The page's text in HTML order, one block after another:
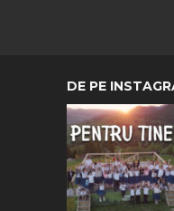
DE PE